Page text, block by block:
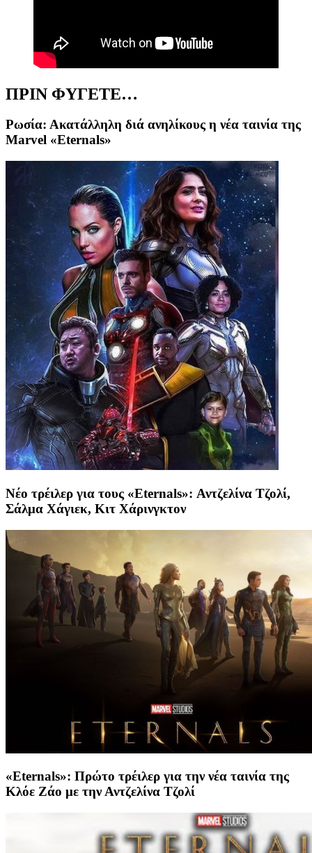
ΠΡΙΝ ΦΥΓΕΤΕ…
Ρωσία: Ακατάλληλη διά ανηλίκους η νέα ταινία της
Marvel «Eternals»
Νέο τρέιλερ για τους «Eternals»: Αντζελίνα Τζολί,
Σάλμα Χάγιεκ, Κιτ Χάρινγκτον
«Eternals»: Πρώτο τρέιλερ για την νέα ταινία της
Κλόε Ζάο με την Αντζελίνα Τζολί